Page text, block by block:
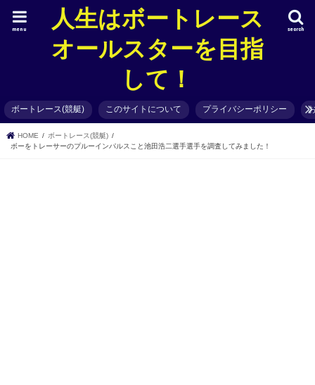
人生はボートレース
オールスターを目指
して！
search
menu
ボートレース(競艇) このサイトについて プライバシーポリシー
HOME
ボートレース(競艇)
ボーをトレーサーのプルーインパルスこと池田浩二選手選手を調査してみました！